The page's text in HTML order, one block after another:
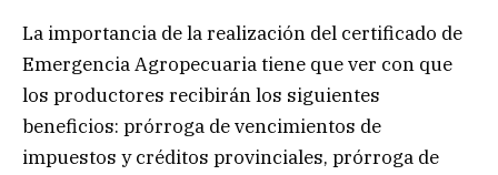
La importancia de la realización del certificado de
Emergencia Agropecuaria tiene que ver con que
los productores recibirán los siguientes
beneficios: prórroga de vencimientos de
impuestos y créditos provinciales, prórroga de